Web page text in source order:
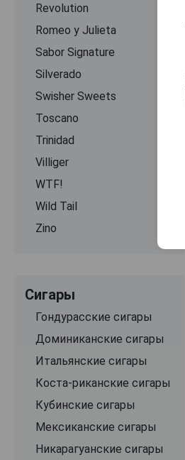
Revolution
Romeo y Julieta
Sabor Signature
Silverado
Swisher Sweets
Toscano
Trinidad
Villiger
WTF!
Wild Tail
Zino
Сигары
Гондурасские сигары
Доминиканские сигары
Итальянские сигары
Коста-риканские сигары
Кубинские сигары
Мексиканские сигары
Никарагуанские сигары